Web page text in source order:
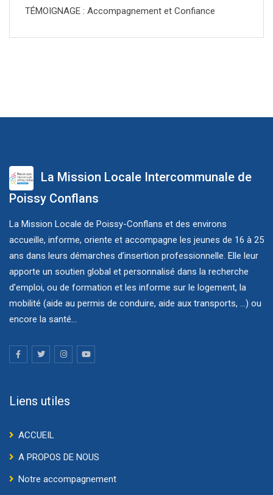
TÉMOIGNAGE : Accompagnement et Confiance
La Mission Locale Intercommunale de
Poissy Conflans
La Mission Locale de Poissy-Conflans et des environs
accueille, informe, oriente et accompagne les jeunes de 16 à 25
ans dans leurs démarches d’insertion professionnelle. Elle leur
apporte un soutien global et personnalisé dans la recherche
d’emploi, ou de formation et les informe sur le logement, la
mobilité (aide au permis de conduire, aide aux transports, ...) ou
encore la santé...
Liens utiles
ACCUEIL
A PROPOS DE NOUS
Notre accompagnement